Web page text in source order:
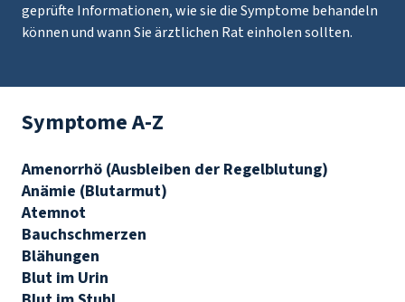
geprüfte Informationen, wie sie die Symptome behandeln
können und wann Sie ärztlichen Rat einholen sollten.
Symptome A-Z
Amenorrhö (Ausbleiben der Regelblutung)
Anämie (Blutarmut)
Atemnot
Bauchschmerzen
Blähungen
Blut im Urin